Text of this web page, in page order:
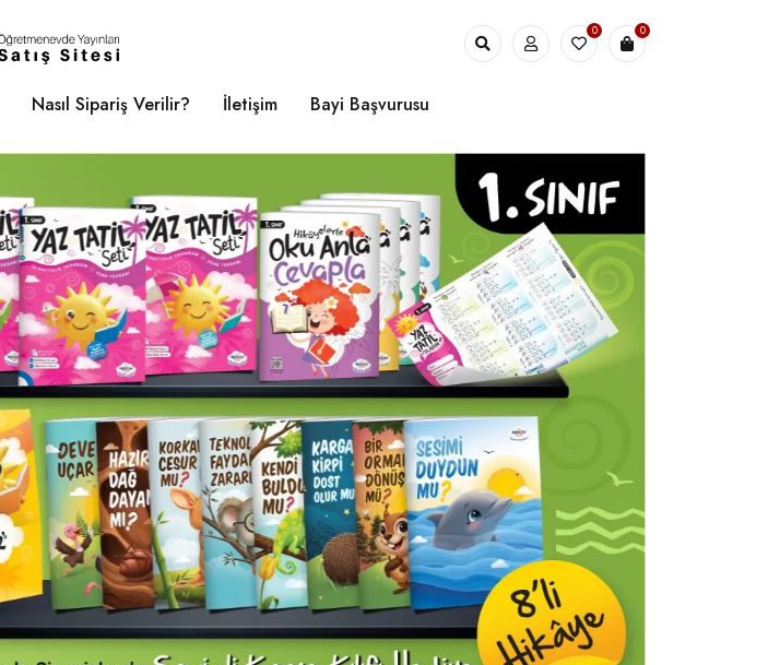
0 0
Nasıl Sipariş Verilir? İletişim Bayi Başvurusu